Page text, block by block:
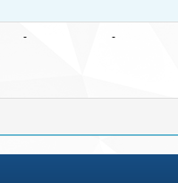
- -